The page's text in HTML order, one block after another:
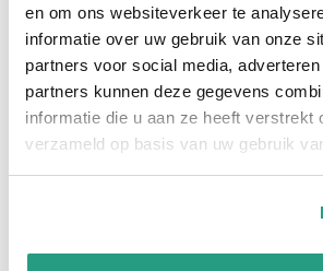
en om ons websiteverkeer te
informatie over uw gebruik van onze
partners voor social media,
partners kunnen deze gegevens
informatie die u aan ze heeft verstrekt
verzameld op basis van uw gebruik
De slang is per meter te bestellen, max